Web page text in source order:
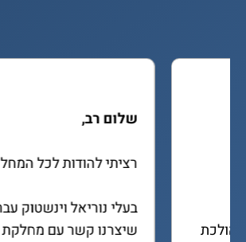
המלצתה של שירי
ברצוני לשבח את עבודה של היבה